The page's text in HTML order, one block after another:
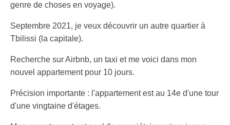
genre de choses en voyage).
Septembre 2021, je veux découvrir un autre quartier à
Tbilissi (la capitale).
Recherche sur Airbnb, un taxi et me voici dans mon
nouvel appartement pour 10 jours.
Précision importante : l'appartement est au 14e d'une tour
d'une vingtaine d'étages.